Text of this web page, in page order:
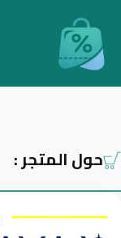
حول المتجر :